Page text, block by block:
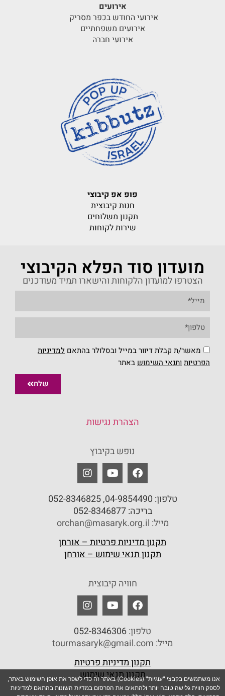
אירועים
אירועי החודש בכפר מסריק
אירועים משפחתיים
אירועי חברה
פופ אפ קיבוצי
חנות קיבוצית
תקנון משלוחים
שירות לקוחות
מועדון סוד הפלא הקיבוצי
הצטרפו למועדון הלקוחות והישארו תמיד מעודכנים
מאשר/ת קבלת דיוור במייל ובסלולר בהתאם למדיניות
הפרטיות ותנאי השימוש באתר
שלח
הצהרת נגישות
נופש בקיבוץ
טלפון: 04-9854490
, 052-8346825
בריכה:052-8346877
מייל: orchan@masaryk.org.il
תקנון מדיניות פרטיות – אורחן
תקנון תנאי שימוש – אורחן
חוויה קיבוצית
טלפון:052-8346306
מייל: tourmasaryk@gmail.com
תקנון מדיניות פרטיות
תקנון תנאי שימוש
אנו משתמשים בקבצי "עוגיות" (Cookies) באתר זה כדי לשפר את אופן השימוש באתר,
לספק חווית גלישה טובה יותר ולהתאים את הפרסום במדיות השונות בהתאם למדיניות